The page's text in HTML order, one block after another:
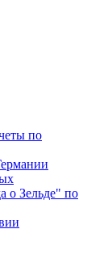
по
о Зельде" по